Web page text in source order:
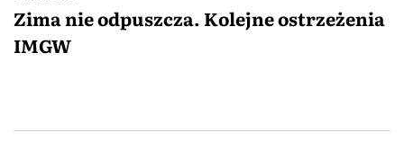
Zima nie odpuszcza. Kolejne ostrzeżenia
IMGW